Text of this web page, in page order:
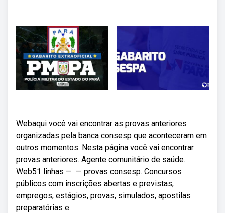
Webaqui você vai encontrar as provas anteriores
organizadas pela banca consesp que aconteceram em
outros momentos. Nesta página você vai encontrar
provas anteriores. Agente comunitário de saúde.
Web51 linhas — — provas consesp. Concursos
públicos com inscrições abertas e previstas,
empregos, estágios, provas, simulados, apostilas
preparatórias e.